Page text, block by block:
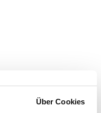
Über Cookies